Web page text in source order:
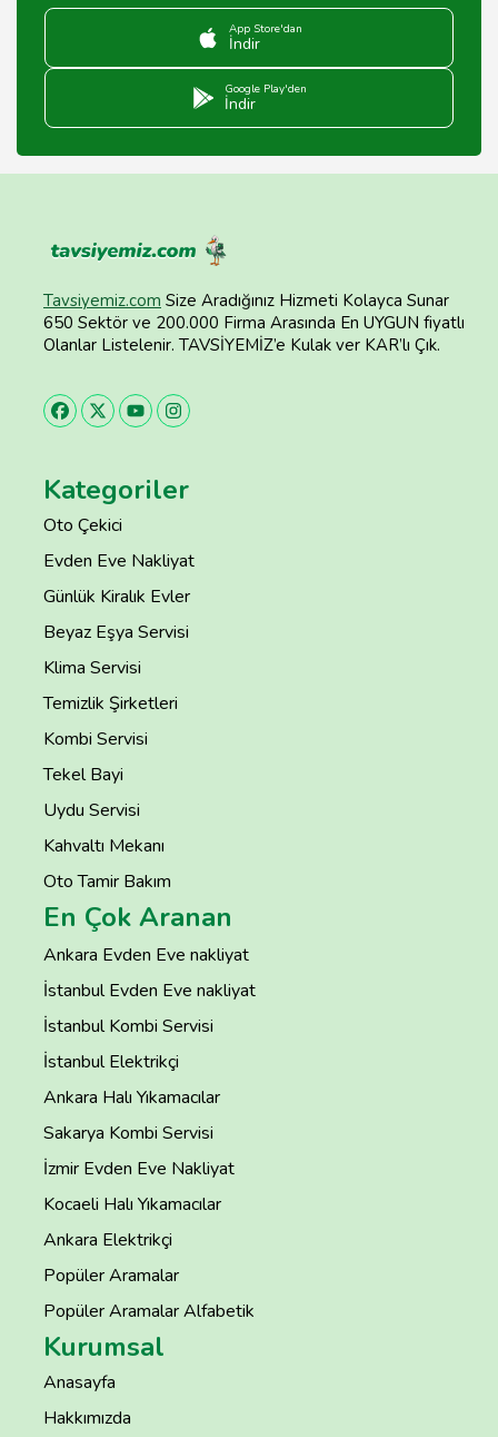
App Store'dan
İndir
Google Play'den
İndir
Tavsiyemiz.com Size Aradığınız Hizmeti Kolayca Sunar
650 Sektör ve 200.000 Firma Arasında En UYGUN fiyatlı
Olanlar Listelenir. TAVSİYEMİZ’e Kulak ver KAR’lı Çık.
Kategoriler
Oto Çekici
Evden Eve Nakliyat
Günlük Kiralık Evler
Beyaz Eşya Servisi
Klima Servisi
Temizlik Şirketleri
Kombi Servisi
Tekel Bayi
Uydu Servisi
Kahvaltı Mekanı
Oto Tamir Bakım
En Çok Aranan
Ankara Evden Eve nakliyat
İstanbul Evden Eve nakliyat
İstanbul Kombi Servisi
İstanbul Elektrikçi
Ankara Halı Yıkamacılar
Sakarya Kombi Servisi
İzmir Evden Eve Nakliyat
Kocaeli Halı Yıkamacılar
Ankara Elektrikçi
Popüler Aramalar
Popüler Aramalar Alfabetik
Kurumsal
Anasayfa
Hakkımızda